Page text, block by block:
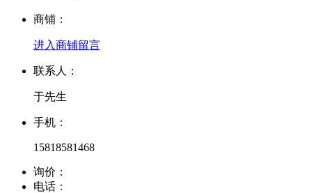
商铺：
进入商铺留言
联系人：
于先生
手机：
15818581468
询价：
电话：